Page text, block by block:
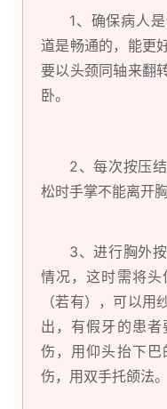
1、确保病人
道是畅通的，能更
要以头颈同轴来翻
卧。
2、每次按压
松时手掌不能离开胸
3、进行胸外
情况，这时需将
（若有），可以
出，有假牙的患
伤，用仰头抬下
伤，用双手托颌法。